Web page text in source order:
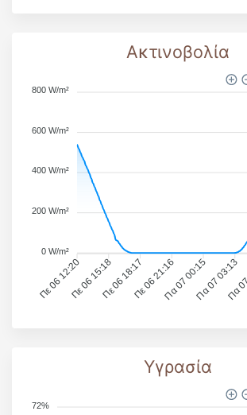
Ακτινοβολία
Πε 06 12:20Πε 06 15:18Πε 06 18:17Πε 06 21:16Πα 07 00:15Πα 07 03:13
Πα
800 W/m²
600 W/m²
400 W/m²
200 W/m²
0 W/m²
Υγρασία
72%